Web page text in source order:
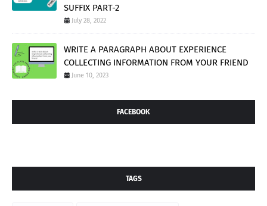
SUFFIX PART-2
July 28, 2022
WRITE A PARAGRAPH ABOUT EXPERIENCE
COLLECTING INFORMATION FROM YOUR FRIEND
June 10, 2023
FACEBOOK
TAGS